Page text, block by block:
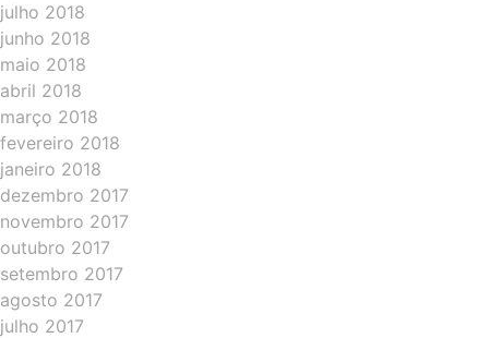
julho 2018
junho 2018
maio 2018
abril 2018
março 2018
fevereiro 2018
janeiro 2018
dezembro 2017
novembro 2017
outubro 2017
setembro 2017
agosto 2017
julho 2017